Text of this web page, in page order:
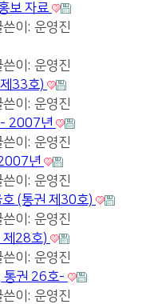
보 자료
쓴이: 운영진
쓴이: 운영진
33호)
쓴이: 운영진
- 2007년
쓴이: 운영진
년
쓴이: 운영진
(통권 제30호)
쓴이: 운영진
제28호)
쓴이: 운영진
통권 26호-
쓴이: 운영진